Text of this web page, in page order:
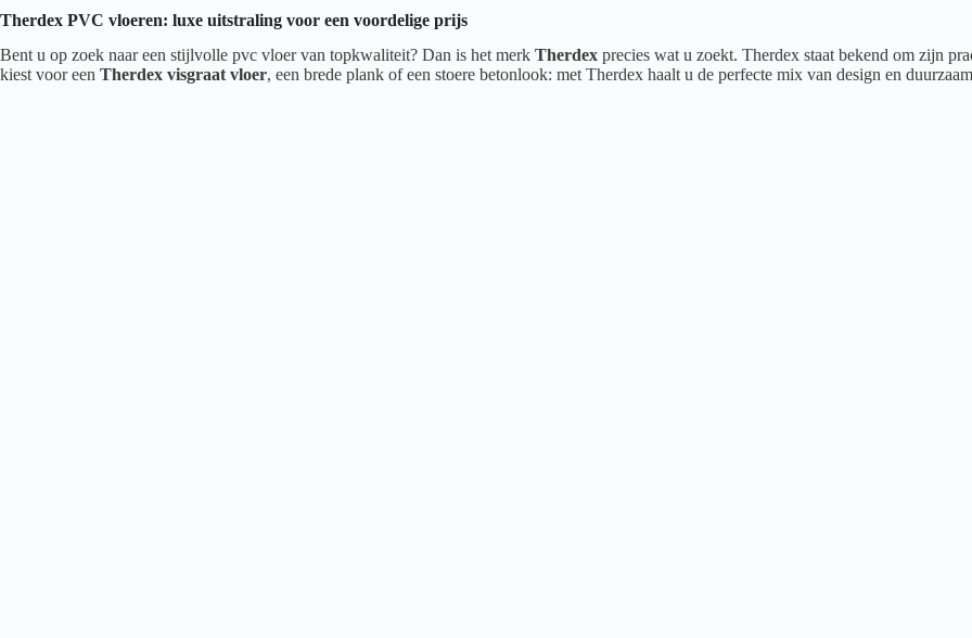
Therdex PVC vloeren: luxe uitstraling voor een voordelige prijs
Bent u op zoek naar een stijlvolle pvc vloer van topkwaliteit? Dan is het merk Therdex precies wat u zoekt. Therdex staat bekend om zijn
kiest voor een Therdex visgraat vloer, een brede plank of een stoere betonlook: met Therdex haalt u de perfecte mix van design en